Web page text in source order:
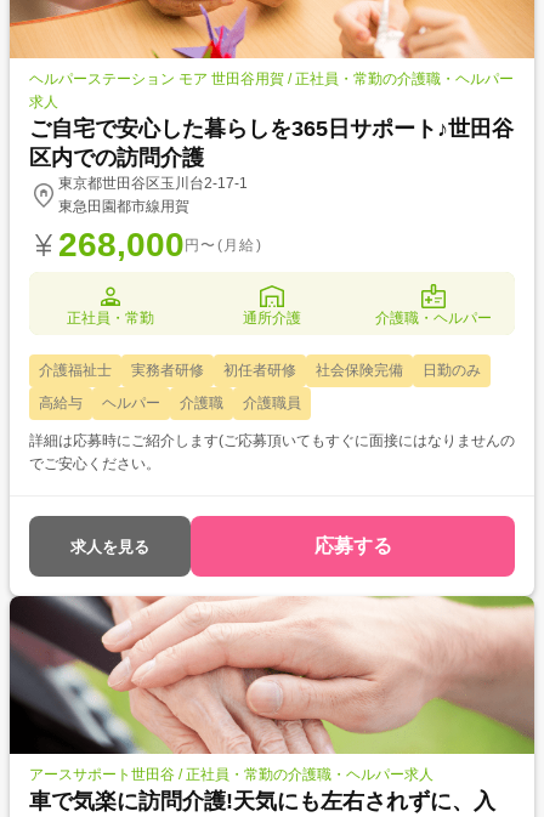
ヘルパーステーション モア 世田谷用賀 / 正社員・常勤の介護職・ヘルパー
求人
ご自宅で安心した暮らしを365日サポート♪世田谷
区内での訪問介護
東京都世田谷区玉川台2-17-1
東急田園都市線用賀
268,000 円〜(月給)
正社員・常勤 通所介護 介護職・ヘルパー
介護福祉士 実務者研修 初任者研修 社会保険完備
日勤のみ
高給与
ヘルパー 介護職 介護職員
詳細は応募時にご紹介します(ご応募頂いてもすぐに面接にはなりませんの
でご安心ください。
求人を見る 応募する
アースサポート世田谷 / 正社員・常勤の介護職・ヘルパー求人
車で気楽に訪問介護!天気にも左右されずに、入